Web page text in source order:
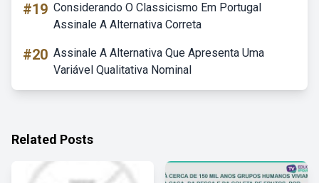
#19 Considerando O Classicismo Em Portugal
Assinale A Alternativa Correta
#20 Assinale A Alternativa Que Apresenta Uma
Variável Qualitativa Nominal
Related Posts